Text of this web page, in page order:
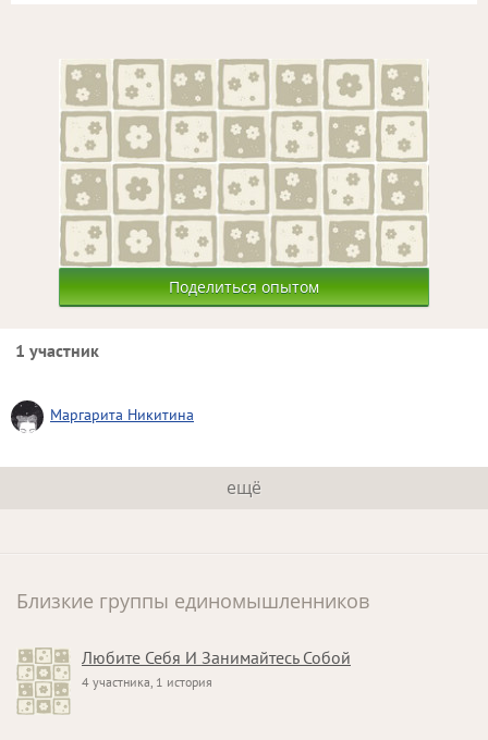
Поделиться опытом
1 участник
Маргарита Никитина
ещё
Близкие группы единомышленников
Любите Себя И Занимайтесь Собой
4 участника, 1 история